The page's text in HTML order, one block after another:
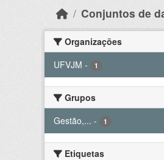
Conjuntos de
Organizações
UFVJM - 1
Grupos
Gestão,... - 1
Etiquetas